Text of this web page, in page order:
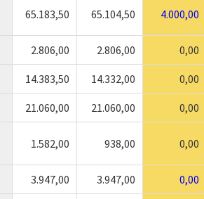
65.183,50 65.104,50 4.000,00
2.806,00 2.806,00 0,00
14.383,50 14.332,00 0,00
21.060,00 21.060,00 0,00
1.582,00 938,00 0,00
3.947,00 3.947,00 0,00